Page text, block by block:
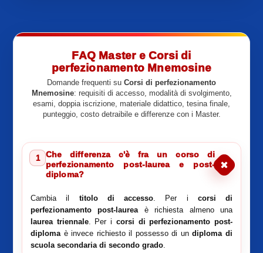
FAQ Master e Corsi di
perfezionamento Mnemosine
Domande frequenti su Corsi di perfezionamento
Mnemosine: requisiti di accesso, modalità di svolgimento,
esami, doppia iscrizione, materiale didattico, tesina finale,
punteggio, costo detraibile e differenze con i Master.
1
Che differenza c'è fra un corso di
perfezionamento post-laurea e post-
diploma?
Cambia il titolo di accesso. Per i corsi di
perfezionamento post-laureaè richiesta almeno una
laurea triennale. Per i corsi di perfezionamento post-
diplomaè invece richiesto il possesso di undiploma di
scuola secondaria di secondo grado.